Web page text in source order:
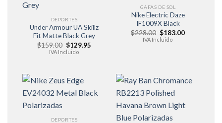
DEPORTES
Under Armour UA Skillz
Fit Matte Black Grey
$159.00 El
precio
$129.95
IVA Incluido
GAFAS DE SOL
Nike Electric Daze
IF1009X Black
$228.00 El
precio
$183.00El
IVA Incluido
DEPORTES